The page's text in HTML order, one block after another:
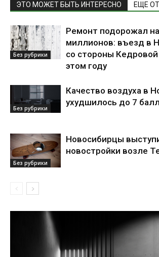
ЭТО МОЖЕТ БЫТЬ ИНТЕРЕСНО ЕЩЕ
Без рубрики
Ремонт подорожал
миллионов: въезд в
со стороны Кедровой
этом году
Без рубрики
Качество воздуха в
ухудшилось до 7
Без рубрики
Новосибирцы
новостройки возле